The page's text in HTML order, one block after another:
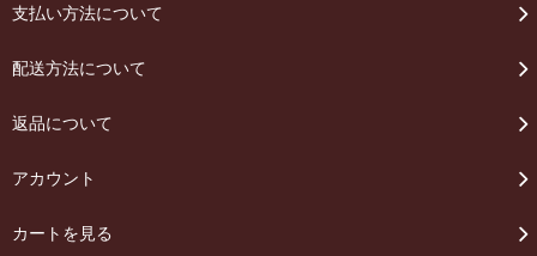
支払い方法について
配送方法について
返品について
アカウント
カートを見る